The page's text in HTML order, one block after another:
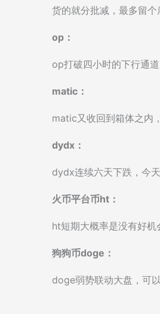
货的就分批减，最多留个
op：
op打破四小时的下行通
matic：
matic又收回到箱体之内
dydx：
dydx连续六天下跌，今
火币平台币ht：
ht短期大概率是没有好机
狗狗币doge：
doge弱势联动大盘，可